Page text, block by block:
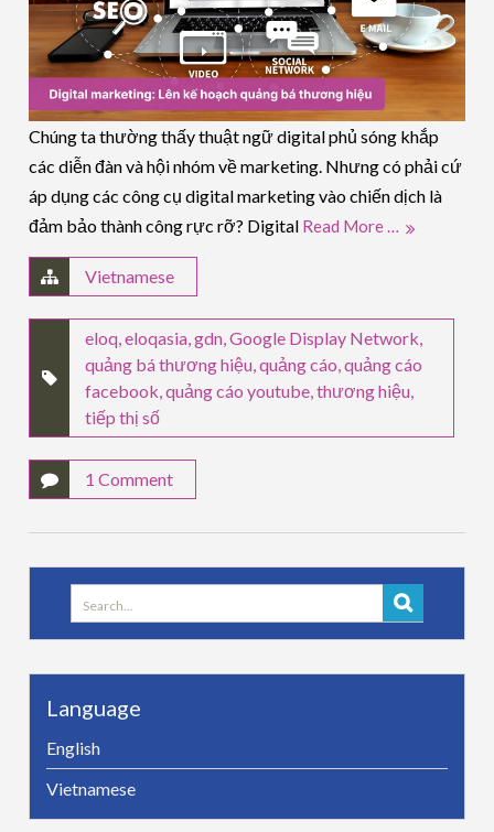
Chúng ta thường thấy thuật ngữ digital phủ sóng khắp
các diễn đàn và hội nhóm về marketing. Nhưng có phải cứ
áp dụng các công cụ digital marketing vào chiến dịch là
đảm bảo thành công rực rỡ? Digital Read More …
Vietnamese
eloq,eloqasia,gdn,Google Display Network,
quảng bá thương hiệu,quảng cáo,quảng cáo
facebook,quảng cáo youtube,thương hiệu,
tiếp thị số
1 Comment
Search
for:
Language
English
Vietnamese